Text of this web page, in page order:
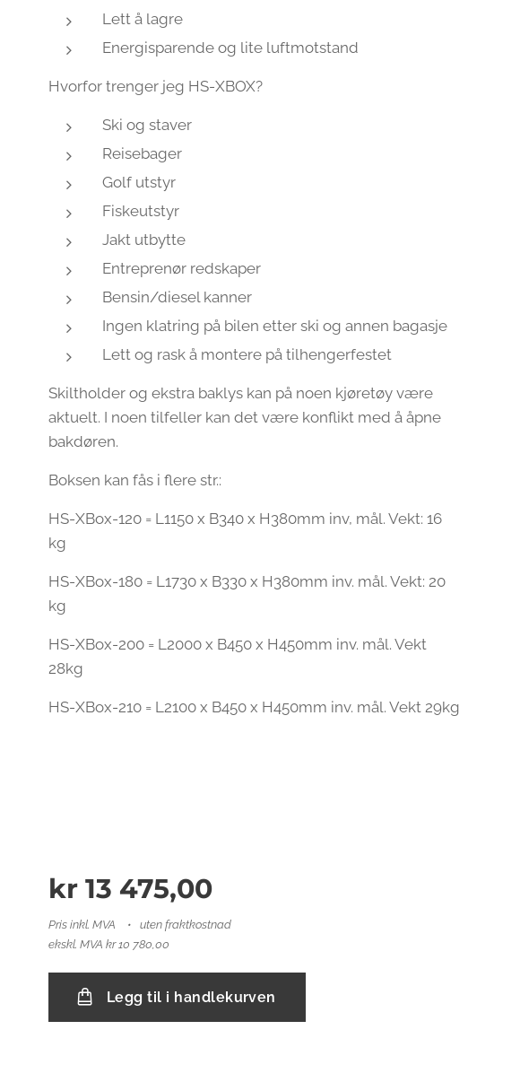
Lett å lagre
Energisparende og lite luftmotstand
Hvorfor trenger jeg HS-XBOX?
Ski og staver
Reisebager
Golf utstyr
Fiskeutstyr
Jakt utbytte
Entreprenør redskaper
Bensin/diesel kanner
Ingen klatring på bilen etter ski og annen bagasje
Lett og rask å montere på tilhengerfestet
Skiltholder og ekstra baklys kan på noen kjøretøy være
aktuelt. I noen tilfeller kan det være konflikt med å åpne
bakdøren.
Boksen kan fås i flere str.:
HS-XBox-120 = L1150 x B340 x H380mm inv, mål. Vekt: 16
kg
HS-XBox-180 = L1730 x B330 x H380mm inv. mål. Vekt: 20
kg
HS-XBox-200 = L2000 x B450 x H450mm inv. mål. Vekt
28kg
HS-XBox-210 = L2100 x B450 x H450mm inv. mål. Vekt 29kg
kr13 475,00
Pris inkl. MVA
uten fraktkostnad
ekskl. MVA kr 10 780,00
Legg til i handlekurven